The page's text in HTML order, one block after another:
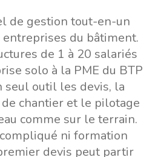
de gestion tout-en-un
du bâtiment.
de 1 à 20 salariés
solo à la PME du BTP
outil les devis, la
chantier et le pilotage
comme sur le terrain.
ni formation
devis peut partir